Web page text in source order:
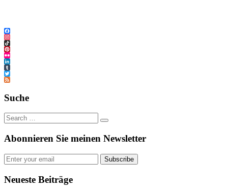
Facebook
Instagram
TikTok
Pinterest
Flickr
LinkedIn
Tumblr
Twitter
Feed
Suche
Abonnieren Sie meinen Newsletter
Subscribe
Neueste Beiträge